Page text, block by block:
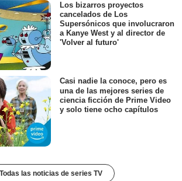
Los bizarros proyectos
cancelados de Los
Supersónicos que involucraron
a Kanye West y al director de
'Volver al futuro'
Casi nadie la conoce, pero es
una de las mejores series de
ciencia ficción de Prime Video
y solo tiene ocho capítulos
Todas las noticias de series TV